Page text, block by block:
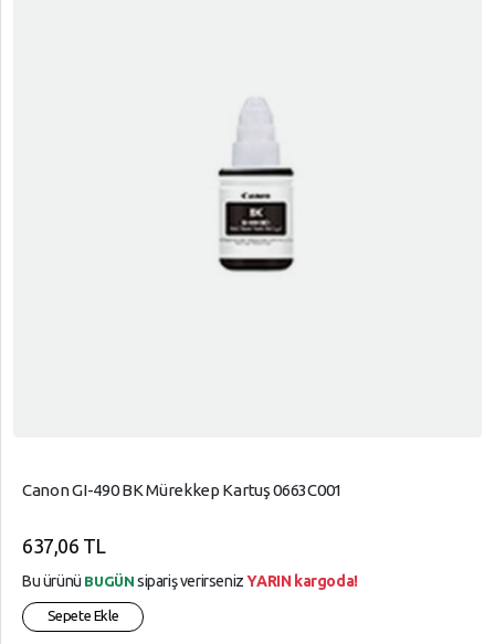
Canon GI-490 BK Mürekkep Kartuş 0663C001
637,06 TL
Bu ürünü BUGÜN sipariş verirsenizYARIN kargoda!
Sepete Ekle